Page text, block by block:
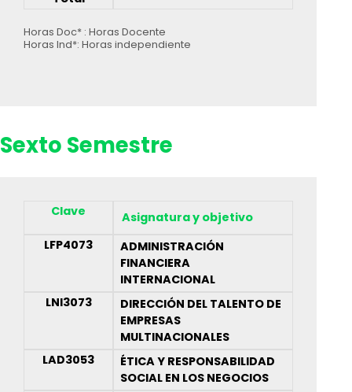
Horas Doc* : Horas Docente
Horas Ind*: Horas independiente
Sexto Semestre
Clave
Asignatura y objetivo
LFP4073
ADMINISTRACIÓN
FINANCIERA
INTERNACIONAL
LNI3073
DIRECCIÓN DEL TALENTO DE
EMPRESAS
MULTINACIONALES
LAD3053
ÉTICA Y RESPONSABILIDAD
SOCIAL EN LOS NEGOCIOS